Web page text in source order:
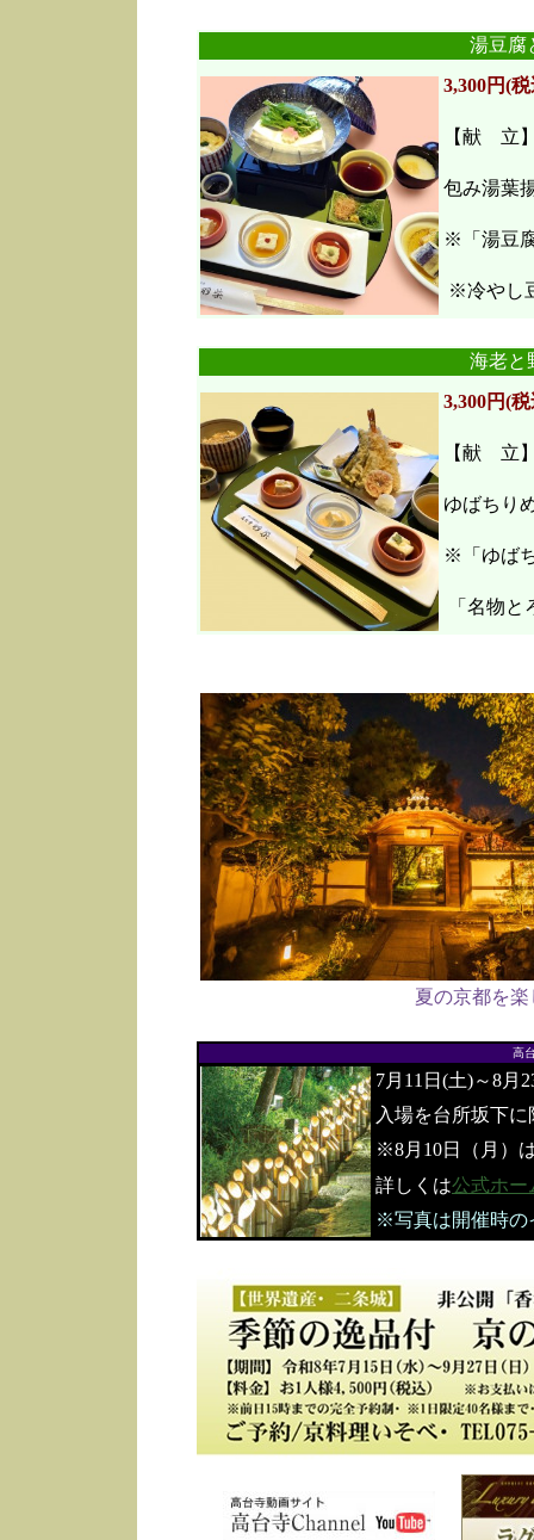
湯豆腐
3,300円(
【献 立
包み湯葉
※「湯豆
※冷やし
海老
3,300円(
【献 立
ゆばちり
※「ゆば
「名物と
夏の京都を
高
7月11日(土)～8月
入場を台所坂下
※8月10日（月）
詳しくは公式ホー
※写真は開催時の